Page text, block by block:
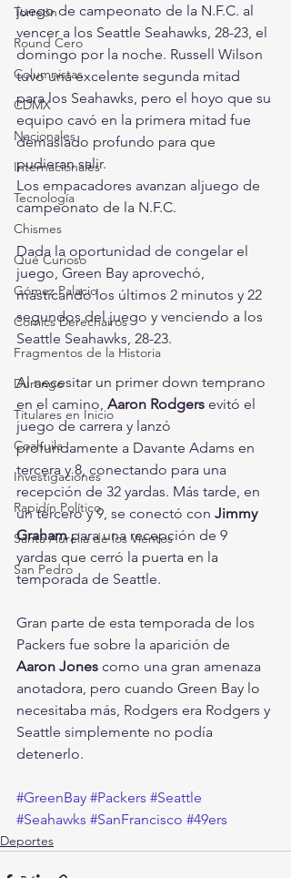
Torreón
Round Cero
Columnistas
CDMX
Nacionales
Internacionales
Tecnología
Chismes
Qué Curioso
Gómez Palacio
Comics Derechairos
Fragmentos de la Historia
Durango
Titulares en Inicio
Coahuila
Investigaciones
Rapidín Político
Santa Aurelia de los Vientos
San Pedro
juego de campeonato de la N.F.C. al
vencer a los Seattle Seahawks, 28-23, el
domingo por la noche. Russell Wilson
tuvo una excelente segunda mitad
para los Seahawks, pero el hoyo que su
equipo cavó en la primera mitad fue
demasiado profundo para que
pudieran salir.
Los empacadores avanzan aljuego de
campeonato de la N.F.C.
Dada la oportunidad de congelar el
juego, Green Bay aprovechó,
masticando los últimos 2 minutos y 22
segundos del juego y venciendo a los
Seattle Seahawks, 28-23.
Al necesitar un primer down temprano
en el camino, Aaron Rodgers evitó el
juego de carrera y lanzó
profundamente a Davante Adams en
tercera y 8, conectando para una
recepción de 32 yardas. Más tarde, en
un tercero y 9, se conectó con Jimmy
Graham para una recepción de 9
yardas que cerró la puerta en la
temporada de Seattle.
Gran parte de esta temporada de los
Packers fue sobre la aparición de
Aaron Jones como una gran amenaza
anotadora, pero cuando Green Bay lo
necesitaba más, Rodgers era Rodgers y
Seattle simplemente no podía
detenerlo.
#GreenBay #Packers #Seattle
#Seahawks #SanFrancisco #49ers
Deportes